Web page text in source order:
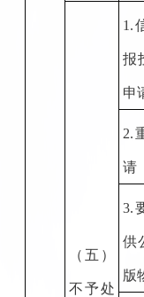
（五）
不予处
1.
报
申
2.
请
3.
供
版